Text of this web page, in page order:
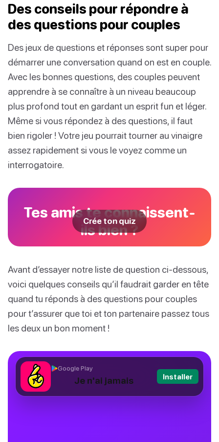
Des conseils pour répondre à
des questions pour couples
Des jeux de questions et réponses sont super pour
démarrer une conversation quand on est en couple.
Avec les bonnes questions, des couples peuvent
apprendre à se connaître à un niveau beaucoup
plus profond tout en gardant un esprit fun et léger.
Même si vous répondez à des questions, il faut
bien rigoler ! Votre jeu pourrait tourner au vinaigre
assez rapidement si vous le voyez comme un
interrogatoire.
Tes amis te connaissent-
ils bien ?
Crée ton quiz
Avant d’essayer notre liste de question ci-dessous,
voici quelques conseils qu’il faudrait garder en tête
quand tu réponds à des questions pour couples
pour t’assurer que toi et ton partenaire passez tous
les deux un bon moment !
Google Play
Je n'ai jamais Installer